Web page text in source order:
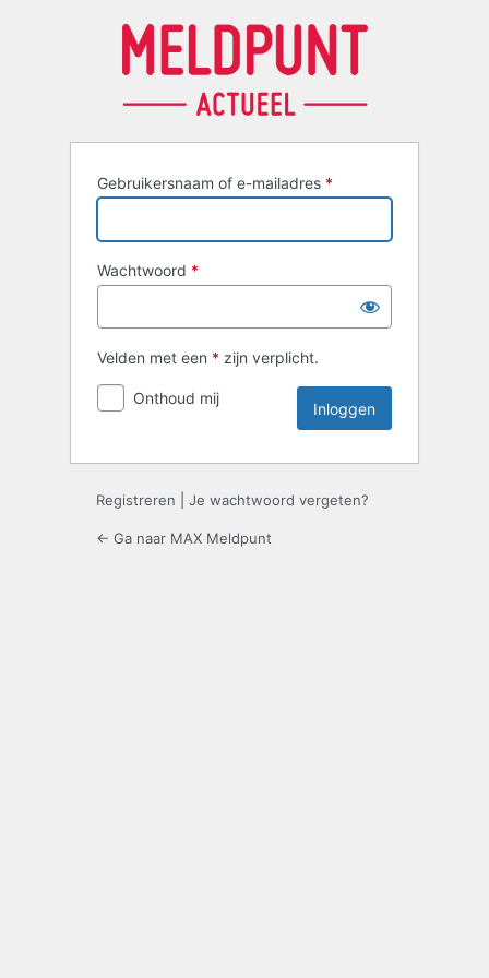
Gebruikersnaam of e-mailadres *
Wachtwoord *
Velden met een * zijn verplicht.
Onthoud mij
Registreren Je wachtwoord vergeten?
← Ga naar MAX Meldpunt